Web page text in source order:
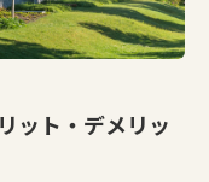
ット・デメリッ